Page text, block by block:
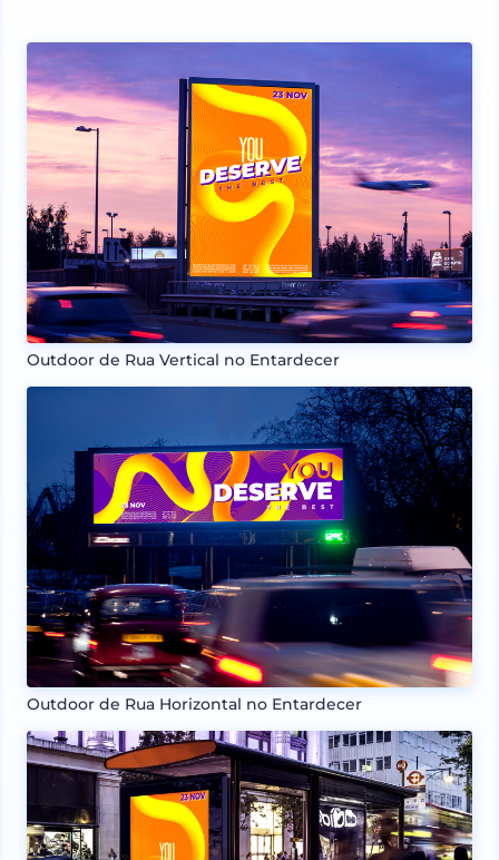
Outdoor de Rua Vertical no Entardecer
Outdoor de Rua Horizontal no Entardecer